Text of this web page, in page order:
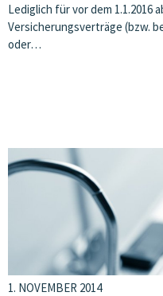
Lediglich für vor dem 1.1.2016
Versicherungsverträge (bzw.
oder…
1. NOVEMBER 2014